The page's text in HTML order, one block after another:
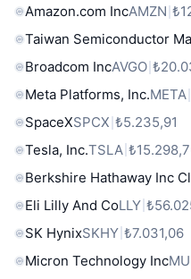
Amazon.com IncAMZN
Taiwan Semiconductor
Broadcom IncAVGO
Meta Platforms, Inc.META
SpaceXSPCX ₺5.235,91
Tesla, Inc.TSLA
Berkshire Hathaway Inc
Eli Lilly And CoLLY
SK HynixSKHY ₺7.031,06
Micron Technology IncMU